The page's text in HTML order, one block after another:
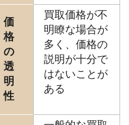
価
格
の
透
明
性
買取価格が不
明瞭な場合が
多く、価格の
説明が十分で
はないことが
ある